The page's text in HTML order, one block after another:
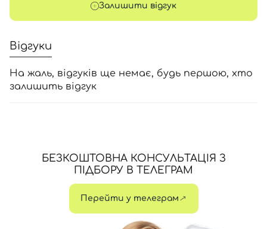
Залишити відгук
Відгуки
На жаль, відгуків ще немає, будь першою, хто
залишить відгук
БЕЗКОШТОВНА КОНСУЛЬТАЦІЯ З
ПІДБОРУ В ТЕЛЕГРАМ
Перейти у телеграм